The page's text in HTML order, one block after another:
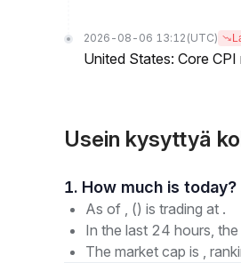
2026-08-06 13:12 (UTC)
United States: Core
Usein kysyttyä
1. How much is today?
As of , () is trading at .
In the last 24 hours,
The market cap is ,